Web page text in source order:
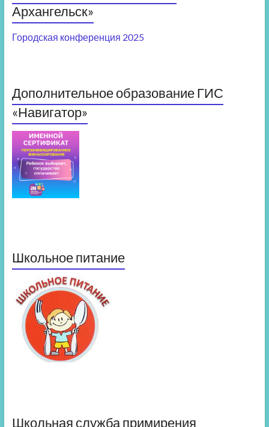
Архангельск»
Городская конференция 2025
Дополнительное образование ГИС
«Навигатор»
Школьное питание
Школьная служба примирения